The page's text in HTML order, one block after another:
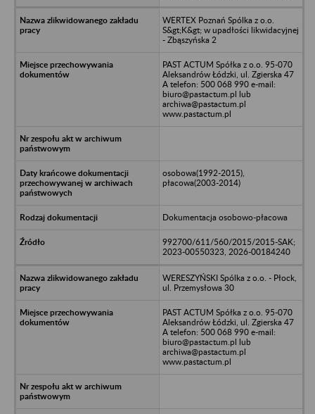
WERTEX Poznań Spólka z o.o.
S&gt;K&gt; w upadłości likwidacyjnej
- Zbąszyńska 2
PAST ACTUM Spółka z o.o. 95-070
Aleksandrów Łódzki, ul. Zgierska 47
A telefon: 500 068 990 e-mail:
biuro@pastactum.pl lub
archiwa@pastactum.pl
www.pastactum.pl
osobowa(1992-2015),
płacowa(2003-2014)
Dokumentacja osobowo-płacowa
992700/611/560/2015/2015-SAK;
2023-00550323, 2026-00184240
WERESZYŃSKI Spólka z o.o. - Płock,
ul. Przemysłowa 30
PAST ACTUM Spółka z o.o. 95-070
Aleksandrów Łódzki, ul. Zgierska 47
A telefon: 500 068 990 e-mail:
biuro@pastactum.pl lub
archiwa@pastactum.pl
www.pastactum.pl